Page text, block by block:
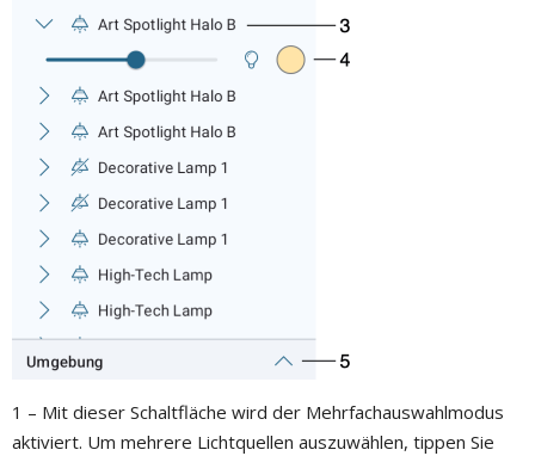
1 – Mit dieser Schaltfläche wird der Mehrfachauswahlmodus
aktiviert. Um mehrere Lichtquellen auszuwählen, tippen Sie